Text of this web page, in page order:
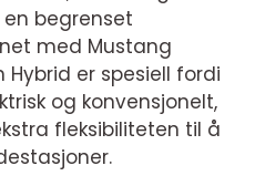
begrenset
med Mustang
Hybrid er spesiell fordi
og konvensjonelt,
fleksibiliteten til å